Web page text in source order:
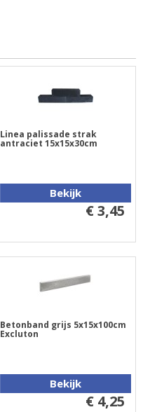
Linea palissade strak
antraciet 15x15x30cm
Bekijk
€ 3,45
Betonband grijs 5x15x100cm
Excluton
Bekijk
€ 4,25